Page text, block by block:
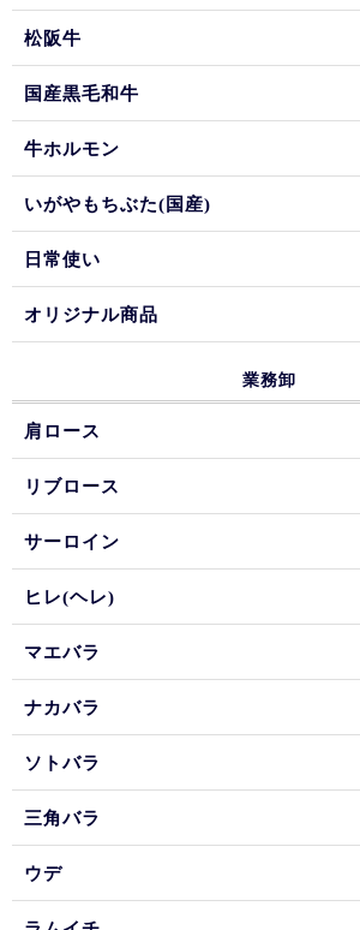
松阪牛
国産黒毛和牛
牛ホルモン
いがやもちぶた(国産)
日常使い
オリジナル商品
業務卸
肩ロース
リブロース
サーロイン
ヒレ(ヘレ)
マエバラ
ナカバラ
ソトバラ
三角バラ
ウデ